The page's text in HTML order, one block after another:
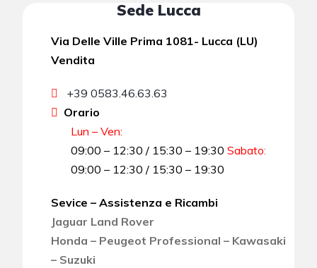
Sede Lucca
Via Delle Ville Prima 1081- Lucca (LU)
Vendita
+39 0583.46.63.63
Orario
Lun – Ven:
09:00 – 12:30 / 15:30 – 19:30 Sabato:
09:00 – 12:30 / 15:30 – 19:30
Sevice – Assistenza e Ricambi
Jaguar Land Rover
Honda – Peugeot Professional – Kawasaki
– Suzuki